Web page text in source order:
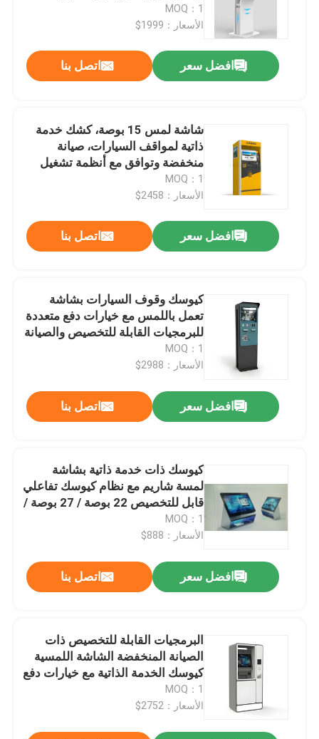
27 بوصة / 32 بوصة
MOQ：1
الأسعار：1999$
افضل سعر اتصل بنا
شاشة لمس 15 بوصة، كشك خدمة
ذاتية لمواقف السيارات، صيانة
منخفضة وتوافق مع أنظمة تشغيل
متنوعة
MOQ：1
الأسعار：2458$
افضل سعر اتصل بنا
كيوسك وقوف السيارات بشاشة
تعمل باللمس مع خيارات دفع متعددة
للبرمجيات القابلة للتخصيص والصيانة
المنخفضة لمحطات الخدمة الآلية
MOQ：1
الأسعار：2988$
افضل سعر اتصل بنا
كيوسك ذات خدمة ذاتية بشاشة
لمسة شاريم مع نظام كيوسك تفاعلي
قابل للتخصيص 22 بوصة / 27 بوصة /
32 بوصة
MOQ：1
الأسعار：888$
افضل سعر اتصل بنا
البرمجيات القابلة للتخصيص ذات
الصيانة المنخفضة الشاشة اللمسية
كيوسك الخدمة الذاتية مع خيارات دفع
متعددة
MOQ：1
الأسعار：2752$